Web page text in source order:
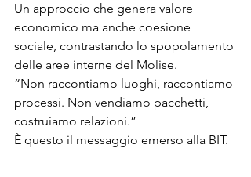
Un approccio che genera valore
economico ma anche coesione
sociale, contrastando lo spopolamento
delle aree interne del Molise.
“Non raccontiamo luoghi, raccontiamo
processi. Non vendiamo pacchetti,
costruiamo relazioni.”
È questo il messaggio emerso alla BIT.